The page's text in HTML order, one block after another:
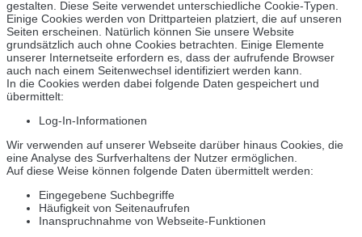
gestalten. Diese Seite verwendet unterschiedliche Cookie-Typen.
Einige Cookies werden von Drittparteien platziert, die auf unseren
Seiten erscheinen. Natürlich können Sie unsere Website
grundsätzlich auch ohne Cookies betrachten. Einige Elemente
unserer Internetseite erfordern es, dass der aufrufende Browser
auch nach einem Seitenwechsel identifiziert werden kann.
In die Cookies werden dabei folgende Daten gespeichert und
übermittelt:
Log-In-Informationen
Wir verwenden auf unserer Webseite darüber hinaus Cookies, die
eine Analyse des Surfverhaltens der Nutzer ermöglichen.
Auf diese Weise können folgende Daten übermittelt werden:
Eingegebene Suchbegriffe
Häufigkeit von Seitenaufrufen
Inanspruchnahme von Webseite-Funktionen